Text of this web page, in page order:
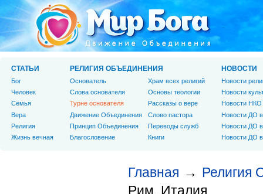
Главная → Религия
Рим, Италия
СТАТЬИ
Бог
Человек
Cемья
Вера
Религия
Жизнь вечная
РЕЛИГИЯ ОБЪЕДИНЕНИЯ
Основатель
Слова основателя
Турне основателя
Движение Объединения
Принцип Объединения
Благословение
Храм всех религий
Основы теологии
Рассказы о вере
Слово пастора
Переводы служб
Книги
НОВОСТИ
Новости
Новости
Новости НКО
Новости ДО
Новости ДО
Новости ДО